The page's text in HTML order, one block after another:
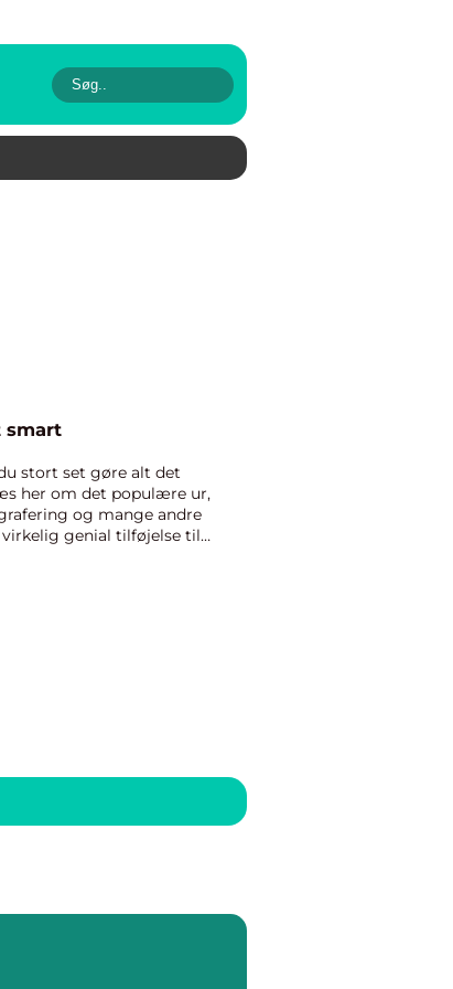
smart
stort set gøre alt det
her om det populære ur,
og mange andre
genial tilføjelse til